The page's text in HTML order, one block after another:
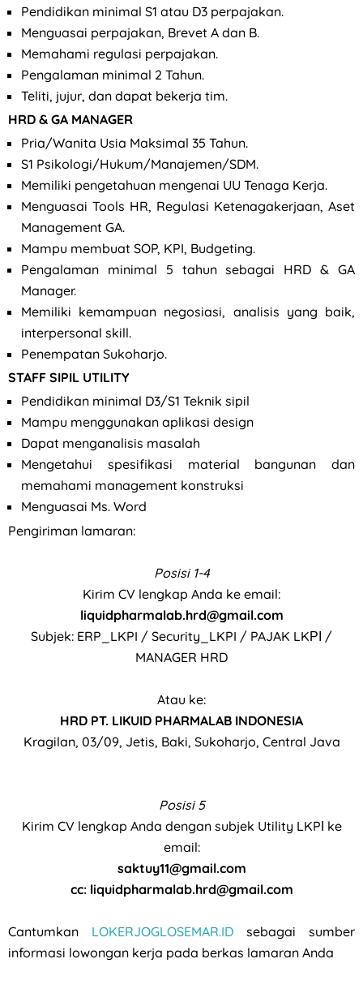
Pendidikan minimal S1 atau D3 perpajakan.
Menguasai perpajakan, Brevet A dan B.
Memahami regulasi perpajakan.
Pengalaman minimal 2 Tahun.
Teliti, jujur, dan dapat bekerja tim.
HRD & GA MANAGER
Pria/Wanita Usia Maksimal 35 Tahun.
S1 Psikologi/Hukum/Manajemen/SDM.
Memiliki pengetahuan mengenai UU Tenaga Kerja.
Menguasai Tools HR, Regulasi Ketenagakerjaan, Aset
Management GA.
Mampu membuat SOP, KPI, Budgeting.
Pengalaman minimal 5 tahun sebagai HRD & GA
Manager.
Memiliki kemampuan negosiasi, analisis yang baik,
interpersonal skill.
Penempatan Sukoharjo.
STAFF SIPIL UTILITY
Pendidikan minimal D3/S1 Teknik sipil
Mampu menggunakan aplikasi design
Dapat menganalisis masalah
Mengetahui spesifikasi material bangunan dan
memahami management konstruksi
Menguasai Ms. Word
Pengiriman lamaran:
Posisi 1-4
Kirim CV lengkap Anda ke email:
liquidpharmalab.hrd@gmail.com
Subjek: ERP_LKPI / Security_LKPI / PAJAK LKΡΙ /
MANAGER HRD
Atau ke:
HRD PT. LIKUID PHARMALAB INDONESIA
Kragilan, 03/09, Jetis, Baki, Sukoharjo, Central Java
Posisi 5
Kirim CV lengkap Anda dengan subjek Utility LKPΙ ke
email:
saktuy11@gmail.com
cc: liquidpharmalab.hrd@gmail.com
Cantumkan LOKERJOGLOSEMAR.ID sebagai sumber
informasi lowongan kerja pada berkas lamaran Anda